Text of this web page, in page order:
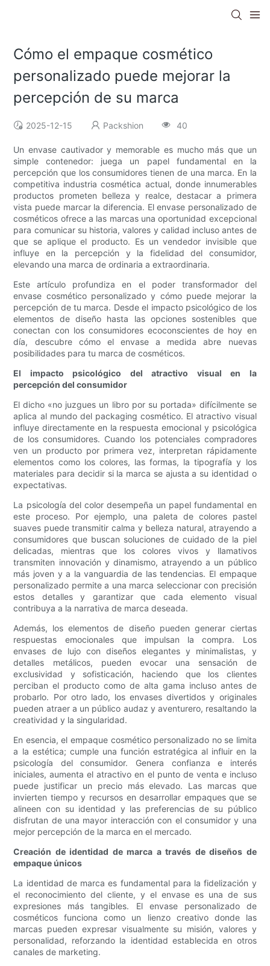
Cómo el empaque cosmético
personalizado puede mejorar la
percepción de su marca
2025-12-15 Packshion 40
Un envase cautivador y memorable es mucho más que un
simple contenedor: juega un papel fundamental en la
percepción que los consumidores tienen de una marca. En la
competitiva industria cosmética actual, donde innumerables
productos prometen belleza y realce, destacar a primera
vista puede marcar la diferencia. El envase personalizado de
cosméticos ofrece a las marcas una oportunidad excepcional
para comunicar su historia, valores y calidad incluso antes de
que se aplique el producto. Es un vendedor invisible que
influye en la percepción y la fidelidad del consumidor,
elevando una marca de ordinaria a extraordinaria.
Este artículo profundiza en el poder transformador del
envase cosmético personalizado y cómo puede mejorar la
percepción de tu marca. Desde el impacto psicológico de los
elementos de diseño hasta las opciones sostenibles que
conectan con los consumidores ecoconscientes de hoy en
día, descubre cómo el envase a medida abre nuevas
posibilidades para tu marca de cosméticos.
El impacto psicológico del atractivo visual en la
percepción del consumidor
El dicho «no juzgues un libro por su portada» difícilmente se
aplica al mundo del packaging cosmético. El atractivo visual
influye directamente en la respuesta emocional y psicológica
de los consumidores. Cuando los potenciales compradores
ven un producto por primera vez, interpretan rápidamente
elementos como los colores, las formas, la tipografía y los
materiales para decidir si la marca se ajusta a su identidad o
expectativas.
La psicología del color desempeña un papel fundamental en
este proceso. Por ejemplo, una paleta de colores pastel
suaves puede transmitir calma y belleza natural, atrayendo a
consumidores que buscan soluciones de cuidado de la piel
delicadas, mientras que los colores vivos y llamativos
transmiten innovación y dinamismo, atrayendo a un público
más joven y a la vanguardia de las tendencias. El empaque
personalizado permite a una marca seleccionar con precisión
estos detalles y garantizar que cada elemento visual
contribuya a la narrativa de marca deseada.
Además, los elementos de diseño pueden generar ciertas
respuestas emocionales que impulsan la compra. Los
envases de lujo con diseños elegantes y minimalistas, y
detalles metálicos, pueden evocar una sensación de
exclusividad y sofisticación, haciendo que los clientes
perciban el producto como de alta gama incluso antes de
probarlo. Por otro lado, los envases divertidos y originales
pueden atraer a un público audaz y aventurero, resaltando la
creatividad y la singularidad.
En esencia, el empaque cosmético personalizado no se limita
a la estética; cumple una función estratégica al influir en la
psicología del consumidor. Genera confianza e interés
iniciales, aumenta el atractivo en el punto de venta e incluso
puede justificar un precio más elevado. Las marcas que
invierten tiempo y recursos en desarrollar empaques que se
alineen con su identidad y las preferencias de su público
disfrutan de una mayor interacción con el consumidor y una
mejor percepción de la marca en el mercado.
Creación de identidad de marca a través de diseños de
empaque únicos
La identidad de marca es fundamental para la fidelización y
el reconocimiento del cliente, y el envase es una de sus
expresiones más tangibles. El envase personalizado de
cosméticos funciona como un lienzo creativo donde las
marcas pueden expresar visualmente su misión, valores y
personalidad, reforzando la identidad establecida en otros
canales de marketing.